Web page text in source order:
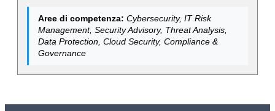
Aree di competenza: Cybersecurity, IT Risk
Management, Security Advisory, Threat Analysis,
Data Protection, Cloud Security, Compliance &
Governance